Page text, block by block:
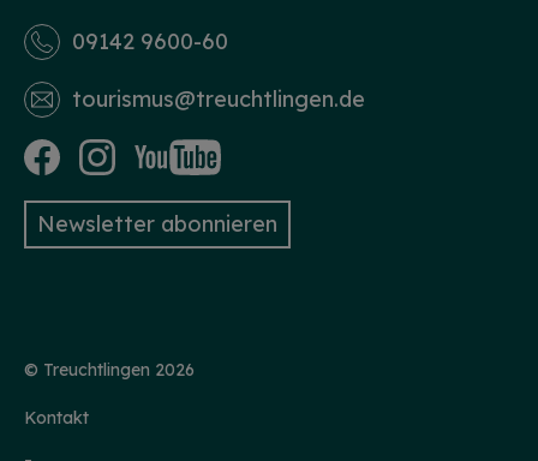
09142 9600-60
tourismus­@treuchtlingen.de
Newsletter abonnieren
© Treuchtlingen 2026
Kontakt